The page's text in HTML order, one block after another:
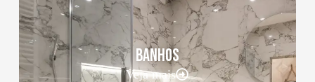
BANHOS
Veja mais